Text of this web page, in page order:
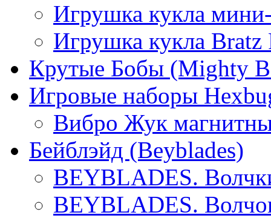
Игрушка кукла
Игрушка кукла Bratz
Крутые Бобы (Mighty
Игровые наборы
Вибро Жук
Бейблэйд (Beyblades)
BEYBLADES.
BEYBLADES.